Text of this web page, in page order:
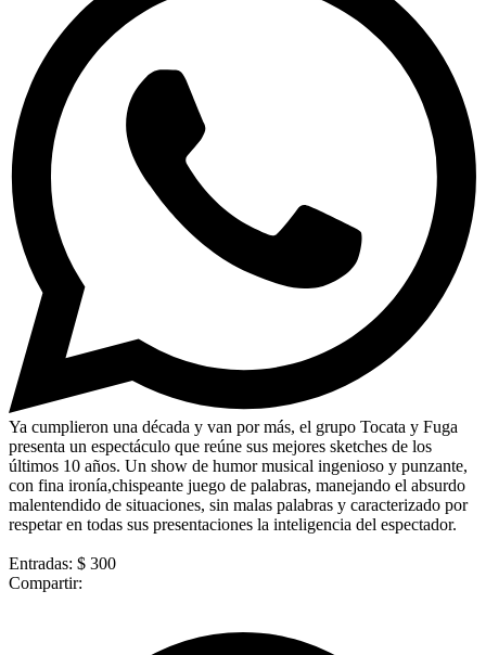
Ya cumplieron una década y van por más, el grupo Tocata y Fuga
presenta un espectáculo que reúne sus mejores sketches de los
últimos 10 años. Un show de humor musical ingenioso y punzante,
con fina ironía,chispeante juego de palabras, manejando el absurdo
malentendido de situaciones, sin malas palabras y caracterizado por
respetar en todas sus presentaciones la inteligencia del espectador.
Entradas: $ 300
Compartir: